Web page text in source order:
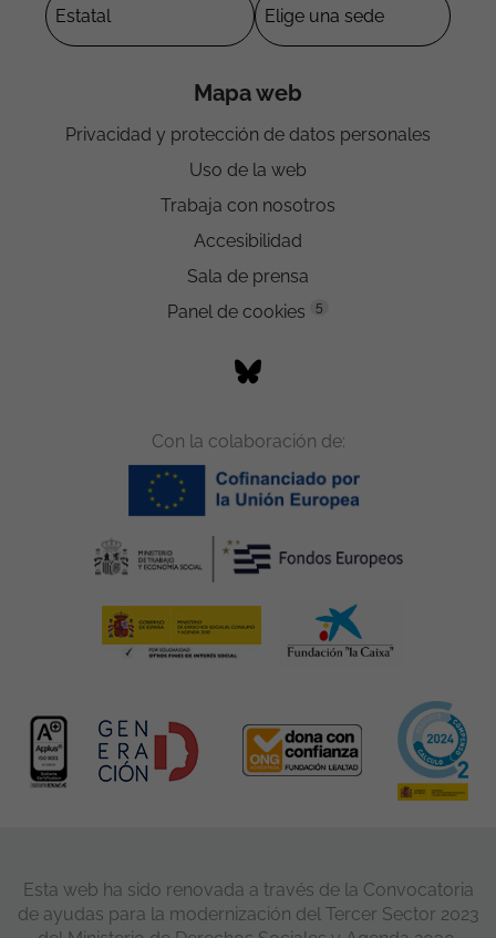
Mapa web
Privacidad y protección de datos personales
Uso de la web
Trabaja con nosotros
Accesibilidad
Sala de prensa
Panel de cookies
5
Con la colaboración de:
Esta web ha sido renovada a través de la Convocatoria
de ayudas para la modernización del Tercer Sector 2023